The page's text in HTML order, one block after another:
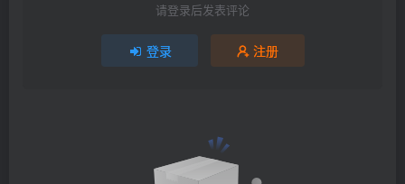
请登录后发表评论
登录 注册